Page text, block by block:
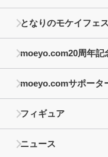
となりのモケイフェ
moeyo.com20周年記
moeyo.comサポータ
フィギュア
ニュース